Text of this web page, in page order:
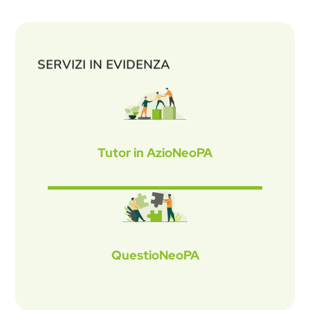
SERVIZI IN EVIDENZA
Tutor in AzioNeoPA
QuestioNeoPA